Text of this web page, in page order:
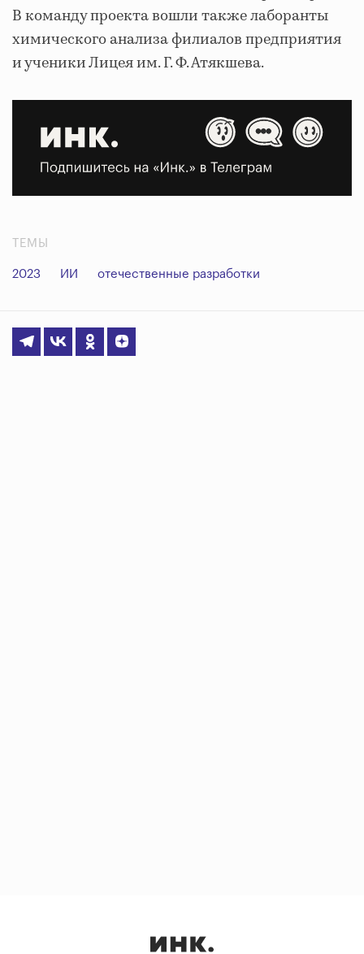
В команду проекта вошли также лаборанты
химического анализа филиалов предприятия
и ученики Лицея им. Г. Ф. Атякшева.
ТЕМЫ
2023 ИИ отечественные разработки